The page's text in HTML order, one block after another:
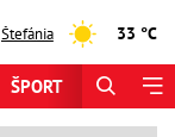
Štefánia 33 °C
ŠPORT